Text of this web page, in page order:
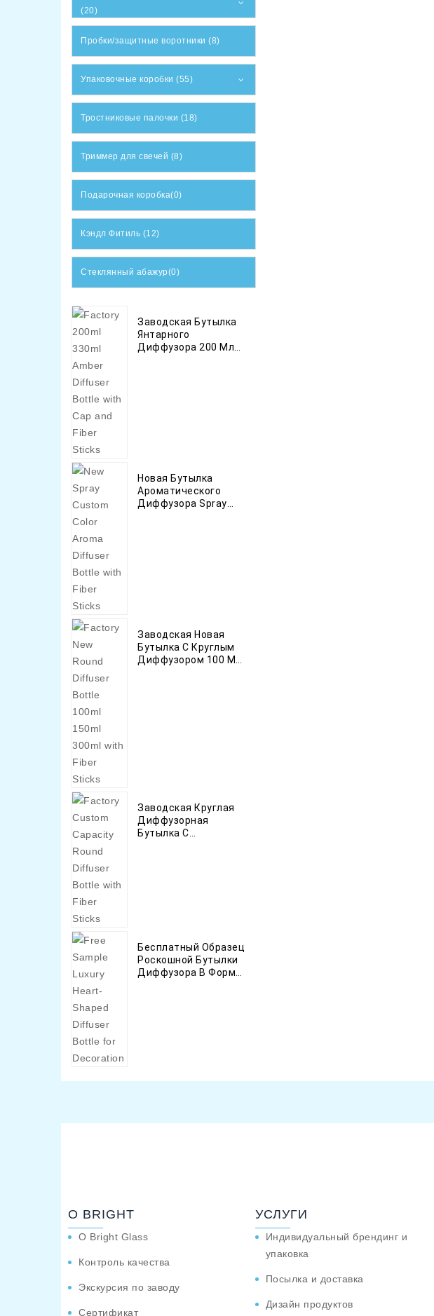
(20)
Пробки/защитные воротники (8)
Упаковочные коробки (55)
Тростниковые палочки (18)
Триммер для свечей (8)
Подарочная коробка(0)
Кэндл Фитиль (12)
Стеклянный абажур(0)
Заводская Бутылка
Янтарного
Диффузора 200 Мл
Новая Бутылка
Ароматического
Диффузора Spray
Заводская Новая
Бутылка С Круглым
Диффузором 100 Мл
Заводская Круглая
Диффузорная
Бутылка С
Бесплатный Образец
Роскошной Бутылки
Диффузора В Форме
О BRIGHT
О Bright Glass
Контроль качества
Экскурсия по заводу
Сертификат
УСЛУГИ
Индивидуальный брендинг и
упаковка
Посылка и доставка
Дизайн продуктов